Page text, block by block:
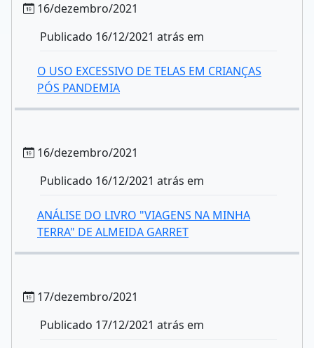
16/dezembro/2021
Publicado 16/12/2021 atrás em
O USO EXCESSIVO DE TELAS EM CRIANÇAS
PÓS PANDEMIA
16/dezembro/2021
Publicado 16/12/2021 atrás em
ANÁLISE DO LIVRO "VIAGENS NA MINHA
TERRA" DE ALMEIDA GARRET
17/dezembro/2021
Publicado 17/12/2021 atrás em